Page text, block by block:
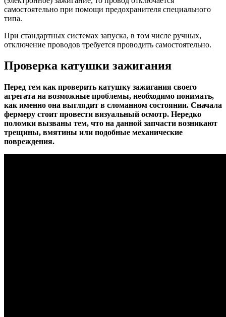
самостоятельно при помощи предохранителя специального
типа.
При стандартных системах запуска, в том числе ручных,
отключение проводов требуется проводить самостоятельно.
Проверка катушки зажигания
Перед тем как проверить катушку зажигания своего
агрегата на возможные проблемы, необходимо понимать,
как именно она выглядит в сломанном состоянии. Сначала
фермеру стоит провести визуальный осмотр. Нередко
поломки вызваны тем, что на данной запчасти возникают
трещины, вмятины или подобные механические
повреждения.